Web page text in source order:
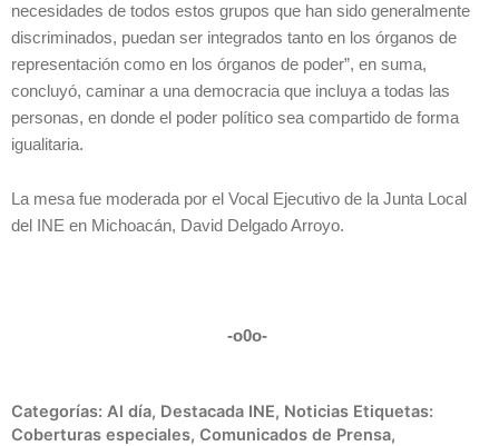
necesidades de todos estos grupos que han sido generalmente
discriminados, puedan ser integrados tanto en los órganos de
representación como en los órganos de poder”, en suma,
concluyó, caminar a una democracia que incluya a todas las
personas, en donde el poder político sea compartido de forma
igualitaria.
La mesa fue moderada por el Vocal Ejecutivo de la Junta Local
del INE en Michoacán, David Delgado Arroyo.
-o0o-
Categorías: Al día, Destacada INE, Noticias Etiquetas:
Coberturas especiales, Comunicados de Prensa,